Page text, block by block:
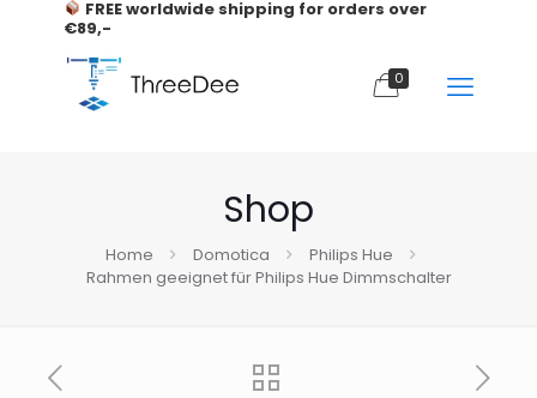
FREE worldwide shipping for orders over
€89,-
0
Shop
Home Domotica
Philips Hue
Rahmen geeignet für Philips Hue Dimmschalter